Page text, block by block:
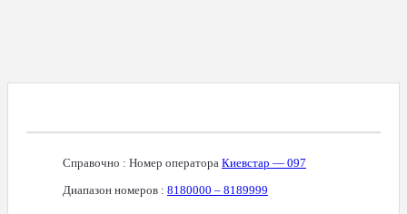
Справочно : Номер оператора Киевстар — 097
Диапазон номеров : 8180000 – 8189999